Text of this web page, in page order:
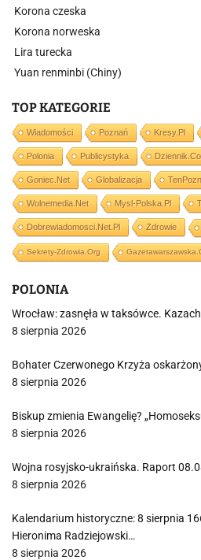
Korona czeska
Korona norweska
Lira turecka
Yuan renminbi (Chiny)
TOP KATEGORIE
Wiadomości Poznań Kresy.pl
Polonia Publicystyka
Goniec.net Globalizacja
Wolnemedia.net Mysl-Polska.pl
Dobrewiadomosci.net.pl Zdrowie
Sekrety-Zdrowia.org
POLONIA
Wrocław: zasnęła w taksówce. Kazach
8 sierpnia 2026
Bohater Czerwonego Krzyża
8 sierpnia 2026
Biskup zmienia Ewangelię?
8 sierpnia 2026
Wojna rosyjsko-ukraińska. Raport
8 sierpnia 2026
Kalendarium historyczne: 8 sierpnia
Hieronima Radziejowski…
8 sierpnia 2026